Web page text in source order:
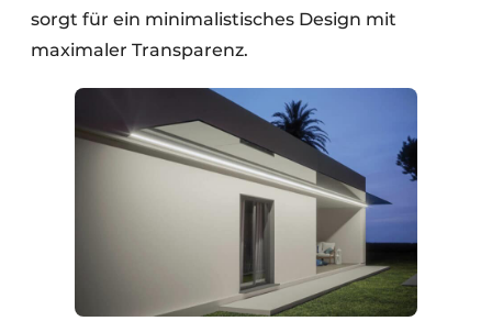
sorgt für ein minimalistisches Design mit
maximaler Transparenz.